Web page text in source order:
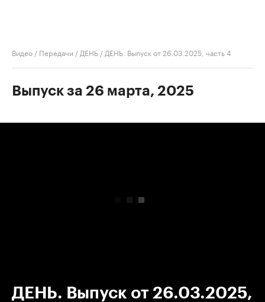
Видео / Передачи / ДЕНЬ / ДЕНЬ. Выпуск от 26.03.2025, часть 4
Выпуск за 26 марта, 2025
ДЕНЬ. Выпуск от 26.03.2025,